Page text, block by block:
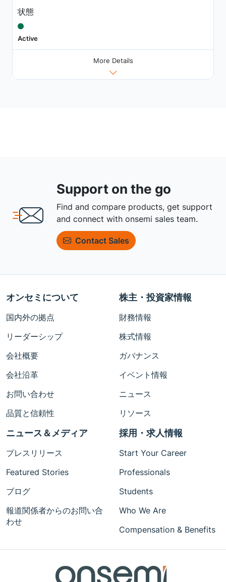
状態
Active
More Details
Support on the go
Find and compare products, get support
and connect with onsemi sales team.
Contact Sales
オンセミについて
国内外の拠点
リーダーシップ
会社概要
会社沿革
お問い合わせ
品質と信頼性
株主・投資家情報
財務情報
株式情報
ガバナンス
イベント情報
ニュース
リソース
ニュース＆メディア
プレスリリース
Featured Stories
ブログ
報道関係者からのお問い合
わせ
採用・求人情報
Start Your Career
Professionals
Students
Who We Are
Compensation & Benefits